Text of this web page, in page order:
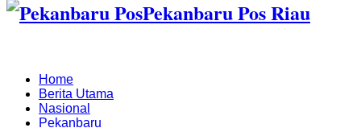
Pekanbaru Pos Riau
Home
Berita Utama
Nasional
Pekanbaru